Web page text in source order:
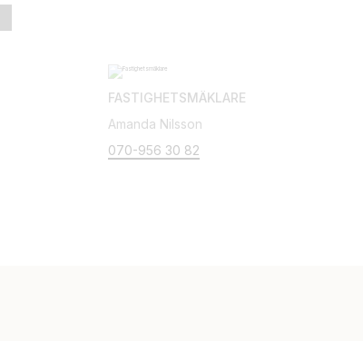
FASTIGHETSMÄKLARE
Amanda Nilsson
070-956 30 82